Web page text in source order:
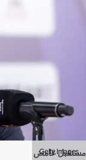
Getty Images
مستقبل غامض